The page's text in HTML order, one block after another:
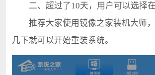
二、超过了10天，用户可以选择
推荐大家使用镜像之家装机大师，
几下就可以开始重装系统。